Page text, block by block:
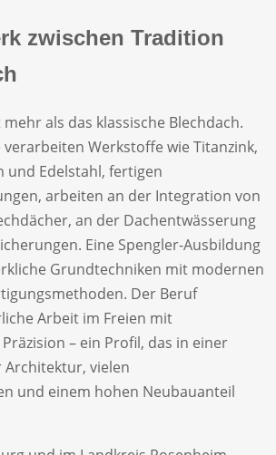
zwischen Tradition
als das klassische Blechdach.
Werkstoffe wie Titanzink,
und Edelstahl, fertigen
arbeiten an der Integration von
an der Dachentwässerung
Eine Spengler-Ausbildung
Grundtechniken mit modernen
Der Beruf
Arbeit im Freien mit
– ein Profil, das in einer
Architektur, vielen
und einem hohen Neubauanteil